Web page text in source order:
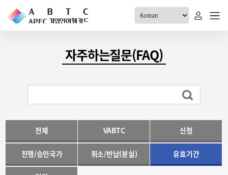
ABTC 전체메뉴
발급 자격요건
신규발급 안내
재발급 안내
취소/반납 안내
고객센터
공지사항
자주하는질문(FAQ)
전체 VABTC 신청
진행/승인국가 취소/반납(분실) 유효기간